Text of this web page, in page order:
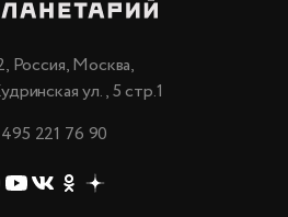
Россия, Москва,
ул., 5 стр.1
221 76 90